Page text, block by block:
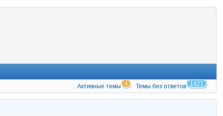
Активные темы 4 Темы без ответов 1421